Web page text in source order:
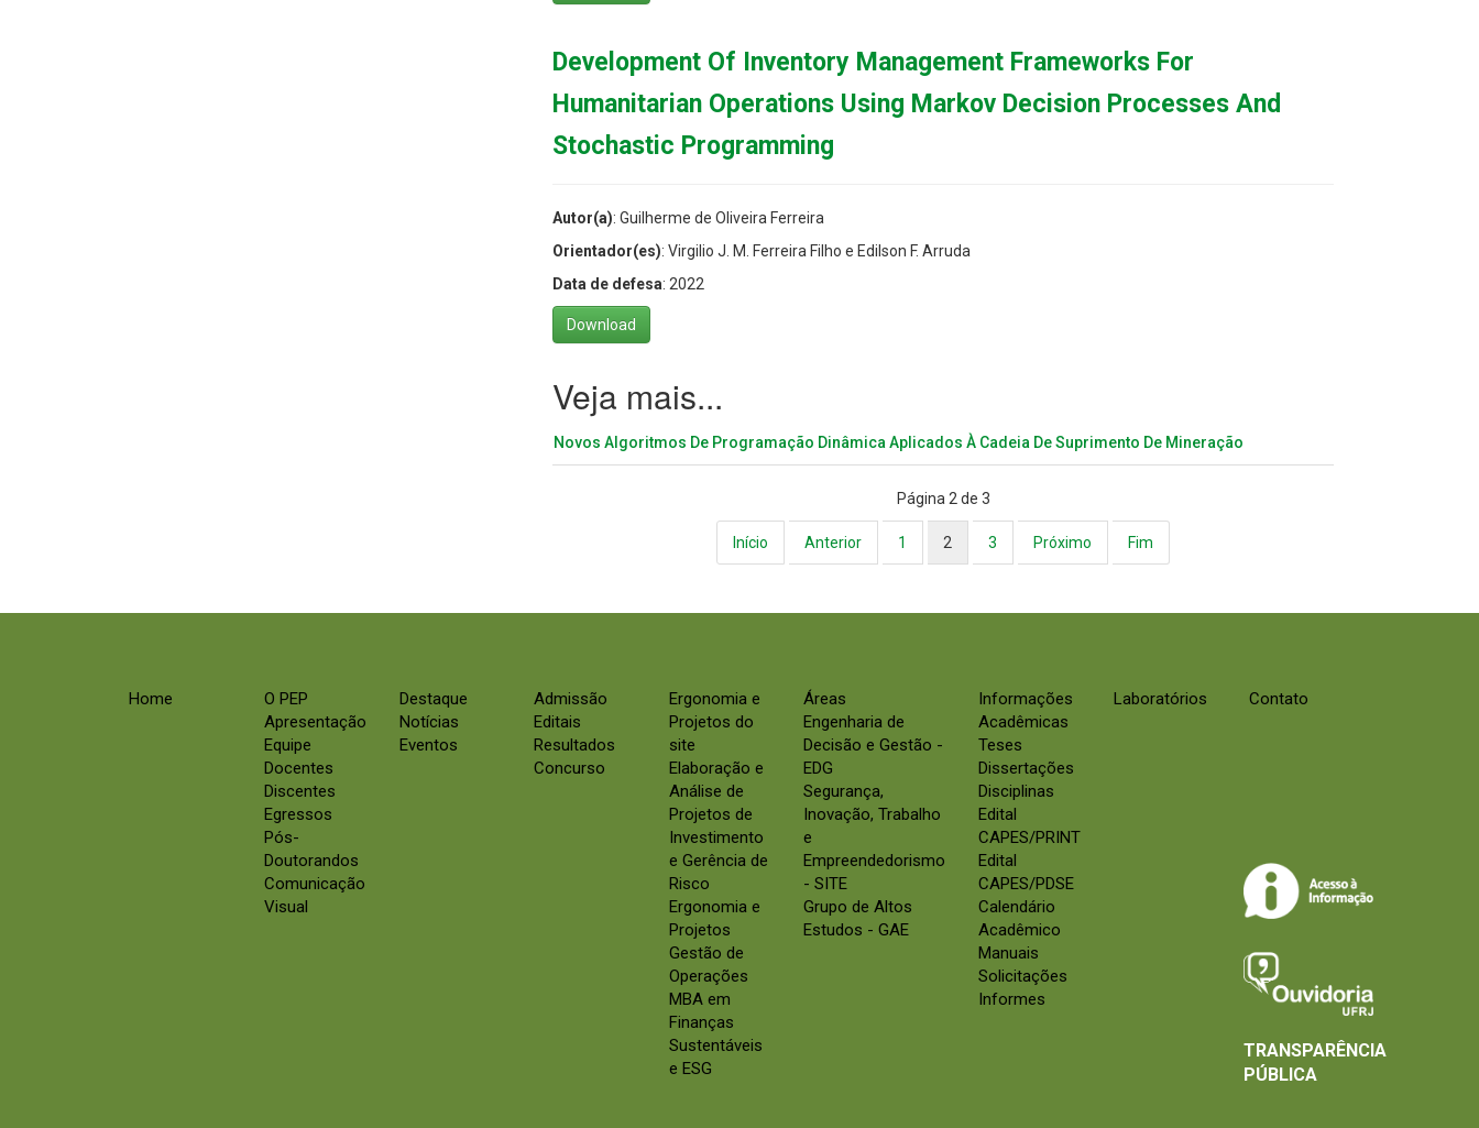
Development Of Inventory Management Frameworks For
Humanitarian Operations Using Markov Decision Processes And
Stochastic Programming
Autor(a): Guilherme de Oliveira Ferreira
Orientador(es): Virgilio J. M. Ferreira Filho e Edilson F. Arruda
Data de defesa: 2022
Download
Novos Algoritmos De Programação Dinâmica Aplicados À Cadeia De Suprimento De Mineração
Página 2 de 3
Início Anterior 1 2 3 Próximo Fim
Home
O PEP
Apresentação
Equipe
Docentes
Discentes
Egressos
Pós-
Doutorandos
Comunicação
Visual
Destaque
Notícias
Eventos
Admissão
Editais
Resultados
Concurso
Ergonomia e
Projetos do
site
Elaboração e
Análise de
Projetos de
Investimento
e Gerência de
Risco
Ergonomia e
Projetos
Gestão de
Operações
MBA em
Finanças
Sustentáveis
e ESG
Áreas
Engenharia de
Decisão e Gestão -
EDG
Segurança,
Inovação, Trabalho
e
Empreendedorismo
- SITE
Grupo de Altos
Estudos - GAE
Informações
Acadêmicas
Teses
Dissertações
Disciplinas
Edital
CAPES/PRINT
Edital
CAPES/PDSE
Calendário
Acadêmico
Manuais
Solicitações
Informes
Laboratórios Contato
TRANSPARÊNCIA
PÚBLICA